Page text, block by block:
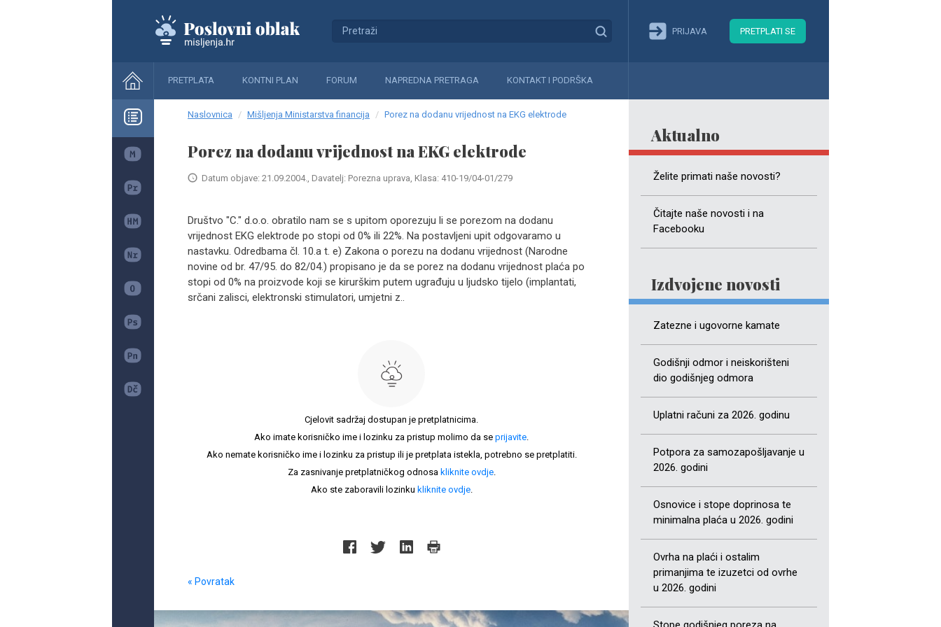
PRIJAVA PRETPLATI SE
PRETPLATA KONTNI PLAN FORUM NAPREDNA PRETRAGA KONTAKT I PODRŠKA
Aktualno
Želite primati naše novosti?
Čitajte naše novosti i na
Facebooku
Izdvojene novosti
Zatezne i ugovorne kamate
Godišnji odmor i neiskorišteni
dio godišnjeg odmora
Uplatni računi za 2026. godinu
Potpora za samozapošljavanje u
2026. godini
Osnovice i stope doprinosa te
minimalna plaća u 2026. godini
Ovrha na plaći i ostalim
primanjima te izuzetci od ovrhe
u 2026. godini
Naslovnica Mišljenja Ministarstva financija Porez na dodanu vrijednost na EKG elektrode
Porez na dodanu vrijednost na EKG elektrode
Datum objave: 21.09.2004., Davatelj: Porezna uprava, Klasa: 410-19/04-01/279
Društvo "C." d.o.o. obratilo nam se s upitom oporezuju li se porezom na dodanu
vrijednost EKG elektrode po stopi od 0% ili 22%. Na postavljeni upit odgovaramo u
nastavku. Odredbama čl. 10.a t. e) Zakona o porezu na dodanu vrijednost (Narodne
novine od br. 47/95. do 82/04.) propisano je da se porez na dodanu vrijednost plaća po
stopi od 0% na proizvode koji se kirurškim putem ugrađuju u ljudsko tijelo (implantati,
srčani zalisci, elektronski stimulatori, umjetni z..
Cjelovit sadržaj dostupan je pretplatnicima.
Ako imate korisničko ime i lozinku za pristup molimo da se prijavite.
Ako nemate korisničko ime i lozinku za pristup ili je pretplata istekla, potrebno se pretplatiti.
Za zasnivanje pretplatničkog odnosa kliknite ovdje.
Ako ste zaboravili lozinku kliknite ovdje.
« Povratak